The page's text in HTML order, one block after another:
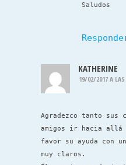
Saludos
KATHERINE
19/02/2017 A
Agradezco tanto sus
amigos ir hacia allá
favor su ayuda con
muy claros.